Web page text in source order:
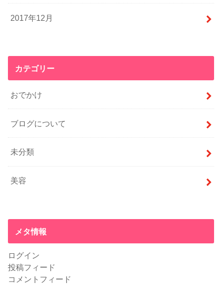
2017年12月
カテゴリー
おでかけ
ブログについて
未分類
美容
メタ情報
ログイン
投稿フィード
コメントフィード